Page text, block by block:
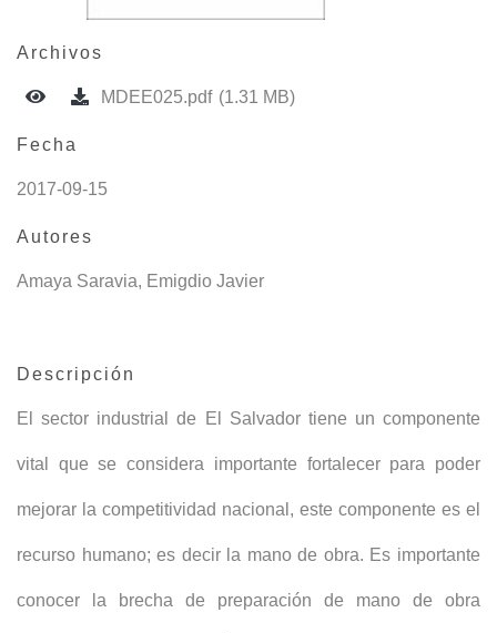
Archivos
MDEE025.pdf (1.31 MB)
Fecha
2017-09-15
Autores
Amaya Saravia, Emigdio Javier
Descripción
El sector industrial de El Salvador tiene un componente
vital que se considera importante fortalecer para poder
mejorar la competitividad nacional, este componente es el
recurso humano; es decir la mano de obra. Es importante
conocer la brecha de preparación de mano de obra